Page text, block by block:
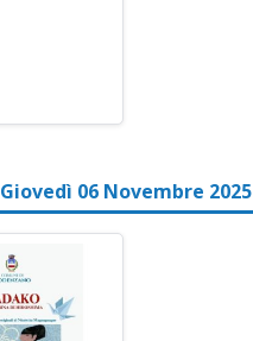
Giovedì 06 Novembre 2025